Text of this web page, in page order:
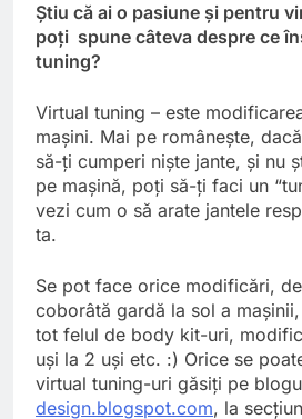
Ştiu că ai o pasiune şi pentru
poţi spune câteva despre ce
tuning?
Virtual tuning – este
maşini. Mai pe româneşte,
să-ţi cumperi nişte jante, şi nu
pe maşină, poţi să-ţi faci un
vezi cum o să arate jantele
ta.
Se pot face orice modificări,
coborâtă gardă la sol a
tot felul de body kit-uri,
uşi la 2 uşi etc. :) Orice se
virtual tuning-uri găsiţi pe
design.blogspot.com, la